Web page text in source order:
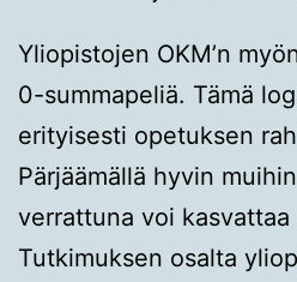
Yliopistojen OKM’n
0-summapeliä. Tämä
erityisesti opetuksen
Pärjäämällä hyvin
verrattuna voi kasvattaa
Tutkimuksen osalta